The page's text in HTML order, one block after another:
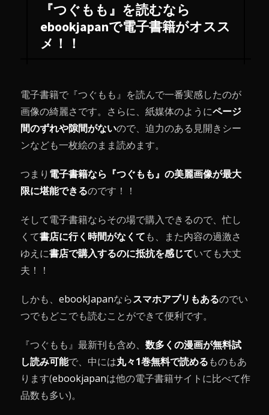
『つぐもも』を読むなら
ebookjapanで電子書籍がオスス
メ！！
電子書籍で『つぐもも』を読んで一番実感したのが
画像の綺麗さです。さらに、紙媒体のようにページ
間のずれや隙間がないので、迫力のある見開きシー
ンなども一枚絵のまま読めます。
つまり 電子書籍なら『つぐもも』の美麗画像が最大
限に堪能できるのです！！
そして電子書籍ならその場で購入できるので、忙し
くて書店に行く時間がなくても、また内容の過激さ
ゆえに書店で購入するのに抵抗を感じていても大丈
夫！！
しかも、ebookJapanならスマホアプリもあるのでい
つでもどこでも読むことができて便利です。
『つぐもも』最新刊も含め、数多くの漫画が無料試
し読み可能で、中には丸々1巻無料で読めるものもあ
ります(ebookjapanは他の電子書籍サイトに比べて作
品数も多い)。